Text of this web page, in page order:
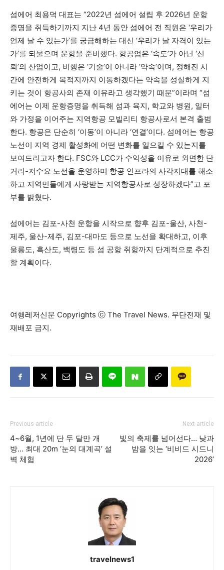
섬에어 최용덕 대표는 “2022년 섬에어 설립 후 2026년 운항
증명을 취득하기까지 지난 4년 동안 섬에어 전 직원은 ‘우리가
언제 날 수 있는가’를 궁금해하는 대신 ‘우리가 날 자격이 있는
가’를 되물으며 운항을 준비했다. 항공업은 ‘속도’가 아닌 ‘신
뢰’의 산업이고, 비행은 ‘기술’이 아니라 ‘약속’이며, 정해진 시
간에 안전하게 목적지까지 이동하겠다는 약속을 성실하게 지
키는 것이 항공사의 존재 이유라고 생각했기 때문”이라며 “섬
에어는 이제 운항증명을 취득해 섬과 육지, 학교와 병원, 일터
와 가정을 이어주는 지역항공 모빌리티 항공사로서 본격 출범
한다. 항공은 단순히 ‘이동’이 아니라 ‘연결’이다. 섬에어는 항공
노선이 지역 경제 활성화에 어떤 변화를 일으킬 수 있는지를
보여드리고자 한다. FSC와 LCC가 수익성을 이유로 외면한 단
거리-저수요 노선을 운영하며 항공 인프라의 사각지대를 해소
하고 지역민들에게 사랑받는 지역항공사로 성장하겠다”고 포
부를 밝혔다.
섬에어는 김포-사천 운항을 시작으로 향후 김포-울산, 사천-
제주, 울산-제주, 김포-대마도 등으로 노선을 확대하고, 이후
울릉도, 흑산도, 백령도 등 섬 공항 취항까지 단계적으로 추진
할 계획이다.
여행레저신문 Copyrights ⓒ The Travel News. 무단전재 및
재배포 금지.
Previous article
4~6월, 1년에 단 두 달만 개
방… 최대 20m ‘눈의 대계곡’ 설
벽 체험
Next article
빛의 축제를 넘어선다… 낮과
밤을 잇는 ‘비비드 시드니
2026’
travelnews1